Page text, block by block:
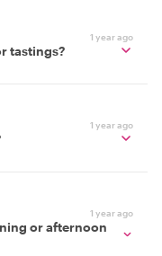
1 year ago
tastings?
1 year ago
1 year ago
or afternoon